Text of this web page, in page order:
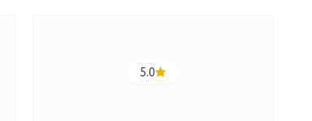
5.0